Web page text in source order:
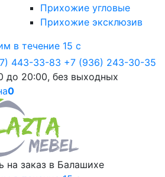
Прихожие угловые
Прихожие эксклюзив
в течение 15 с
443-33-83 +7 (936) 243-30-35
до 20:00, без выходных
0
на заказ в Балашихе